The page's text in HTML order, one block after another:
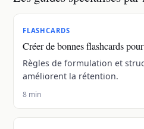
FLASHCARDS
Créer de bonnes flashcards
Règles de formulation et
améliorent la rétention.
8 min